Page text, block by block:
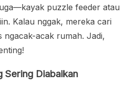
puzzle feeder atau
Kalau nggak, mereka cari
acak rumah. Jadi,
Sering Diabaikan